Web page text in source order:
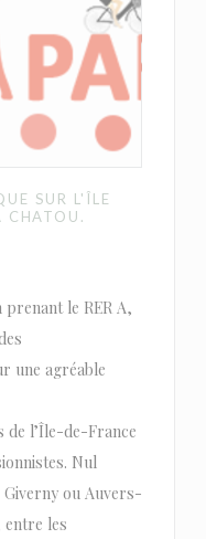
SUR L'ÎLE
CHATOU.
le RER A,
une agréable
de l’Île-de-France
Nul
ou Auvers-
les